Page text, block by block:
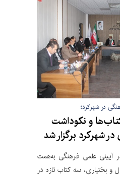
و نکوداشت
شهرکرد برگزار شد
آیینی علمی فرهنگی به‌همت
و بختیاری، سه کتاب تازه در